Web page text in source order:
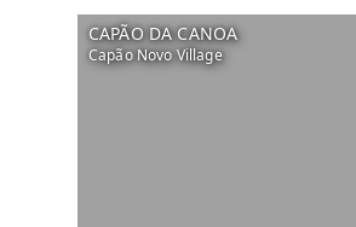
CAPÃO DA CANOA
Capão Novo Village